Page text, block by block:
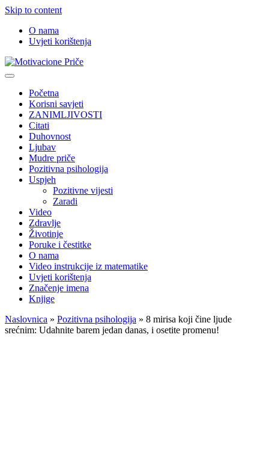
Skip to content
O nama
Uvjeti korištenja
Početna
Korisni savjeti
ZANIMLJIVOSTI
Citati
Duhovnost
Ljubav
Mudre priče
Pozitivna psihologija
Uspjeh
Pozitivne vijesti
Zaradi
Video
Zdravlje
Životinje
Poruke i čestitke
O nama
Video instrukcije iz matematike
Uvjeti korištenja
Značenje imena
Knjige
Naslovnica » Pozitivna psihologija » 8 mirisa koji čine ljude
srećnim: Udahnite barem jedan danas, i osetite promenu!